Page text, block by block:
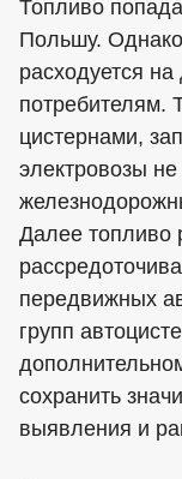
Топливо
Польшу. Однако
расходуется
потребителям.
цистернами,
электровозы не
Далее топливо
передвижных
групп
сохранить
выявления и